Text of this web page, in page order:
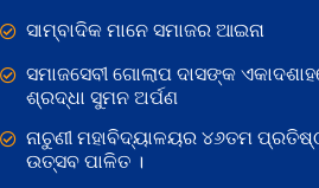
ସାମ୍ବାଦିକ ମାନେ ସମାଜର ଆଇନା
ସମାଜସେବୀ ଗୋଲାପ ଦାସଙ୍କ
ଶ୍ରଦ୍ଧା ସୁମନ ଅର୍ପଣ
ନାଚୁଣୀ ମହାବିଦ୍ୟାଳୟର ୪୬ତମ
ଉତ୍ସବ ପାଳିତ ।